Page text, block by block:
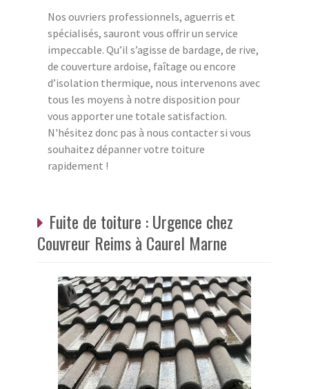
Nos ouvriers professionnels, aguerris et
spécialisés, sauront vous offrir un service
impeccable. Qu’il s’agisse de bardage, de rive,
de couverture ardoise, faîtage ou encore
d’isolation thermique, nous intervenons avec
tous les moyens à notre disposition pour
vous apporter une totale satisfaction.
N'hésitez donc pas à nous contacter si vous
souhaitez dépanner votre toiture
rapidement !
Fuite de toiture : Urgence chez
Couvreur Reims à Caurel Marne